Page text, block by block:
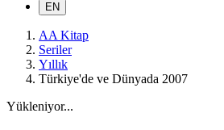
EN
AA Kitap
Seriler
Yıllık
Türkiye'de ve Dünyada 2007
Yükleniyor...